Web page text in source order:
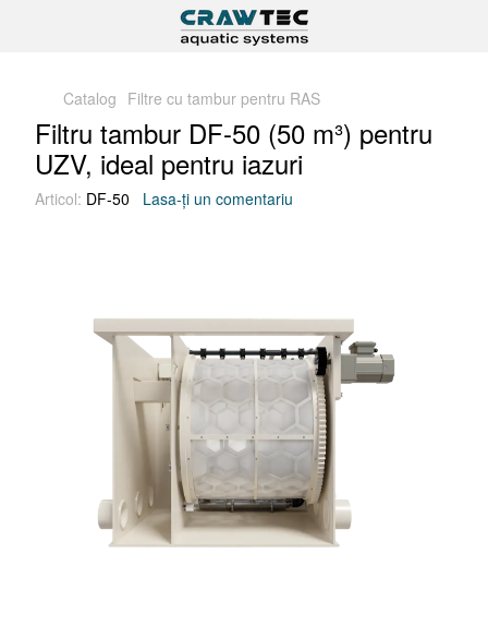
Catalog Filtre cu tambur pentru RAS
Filtru tambur DF-50 (50 m³) pentru
UZV, ideal pentru iazuri
Articol: DF-50 Lasa-ți un comentariu